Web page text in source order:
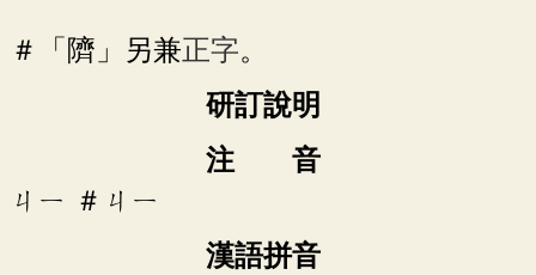
＃「隮」另兼正字。
研訂說明
注 音
ㄐㄧ ＃ ㄐㄧ
漢語拼音